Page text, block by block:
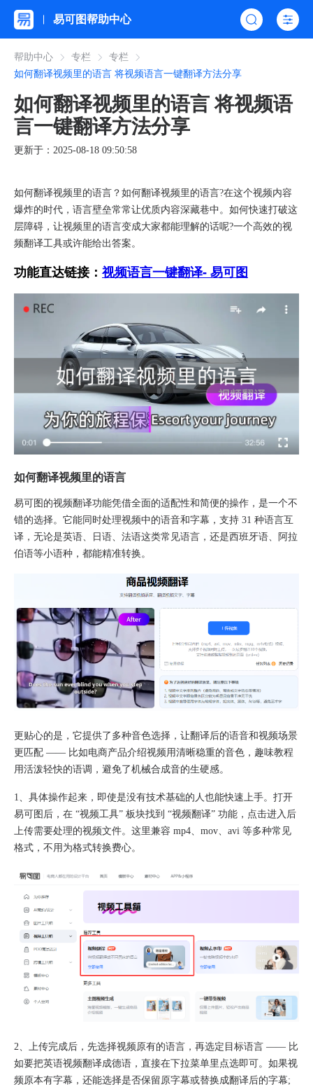
易可图帮助中心
帮助中心 专栏
专栏
如何翻译视频里的语言 将视频语言一键翻译方法分享
如何翻译视频里的语言 将视频语
言一键翻译方法分享
更新于：2025-08-18 09:50:58
如何翻译视频里的语言？如何翻译视频里的语言?在这个视频内容
爆炸的时代，语言壁垒常常让优质内容深藏巷中。如何快速打破这
层障碍，让视频里的语言变成大家都能理解的话呢?一个高效的视
频翻译工具或许能给出答案。​
功能直达链接： 视频语言一键翻译- 易可图
如何翻译视频里的语言
易可图的视频翻译功能凭借全面的适配性和简便的操作，是一个不
错的选择。它能同时处理视频中的语音和字幕，支持 31 种语言互
译，无论是英语、日语、法语这类常见语言，还是西班牙语、阿拉
伯语等小语种，都能精准转换。
更贴心的是，它提供了多种音色选择，让翻译后的语音和视频场景
更匹配 —— 比如电商产品介绍视频用清晰稳重的音色，趣味教程
用活泼轻快的语调，避免了机械合成音的生硬感。​
1、具体操作起来，即使是没有技术基础的人也能快速上手。打开
易可图后，在 “视频工具” 板块找到 “视频翻译” 功能，点击进入后
上传需要处理的视频文件。这里兼容 mp4、mov、avi 等多种常见
格式，不用为格式转换费心。
2、上传完成后，先选择视频原有的语言，再选定目标语言 —— 比
如要把英语视频翻译成德语，直接在下拉菜单里点选即可。如果视
频原本有字幕，还能选择是否保留原字幕或替换成翻译后的字幕;